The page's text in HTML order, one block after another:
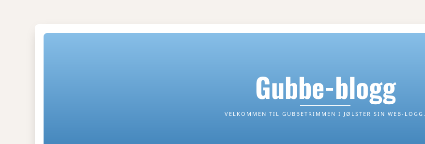
Gubbe-blogg
VELKOMMEN TIL GUBBETRIMMEN I JØLSTER SIN WEB-LOGG.